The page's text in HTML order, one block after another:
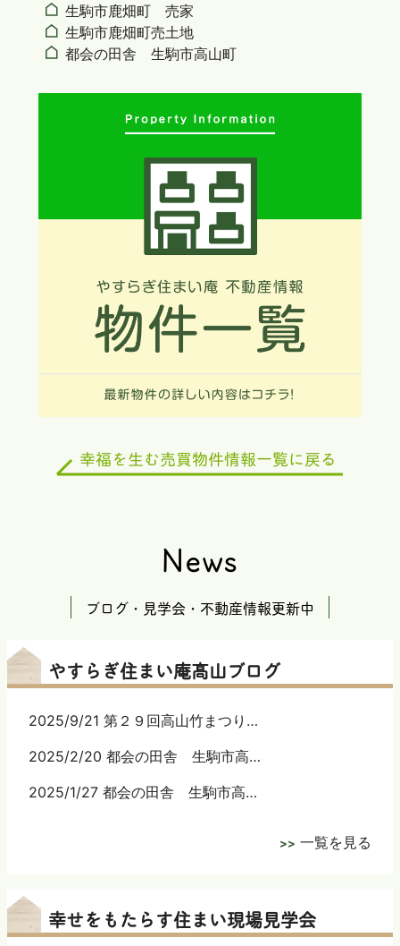
生駒市鹿畑町 売家
生駒市鹿畑町売土地
都会の田舎 生駒市高山町
News
ブログ・見学会・不動産情報更新中
やすらぎ住まい庵髙山ブログ
2025/9/21 第２９回高山竹まつり…
2025/2/20 都会の田舎 生駒市高…
2025/1/27 都会の田舎 生駒市高…
一覧を見る
幸せをもたらす住まい現場見学会